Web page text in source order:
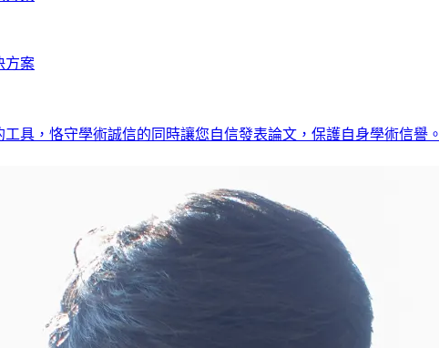
方案
具，恪守學術誠信的同時讓您自信發表論文，保護自身學術信譽。